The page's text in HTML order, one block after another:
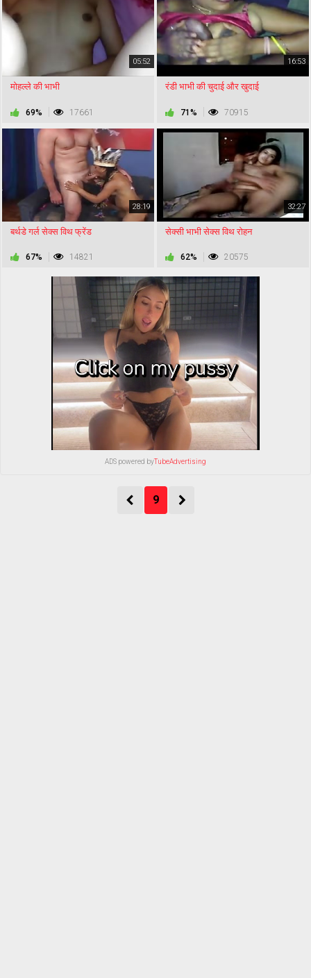
05:52
मोहल्ले की भाभी
69% 17661
16:53
रंडी भाभी की चुदाई और खुदाई
71% 70915
28:19
बर्थडे गर्ल सेक्स विथ फ्रेंड
67% 14821
32:27
सेक्सी भाभी सेक्स विथ रोहन
62% 20575
ADS powered byTubeAdvertising
9